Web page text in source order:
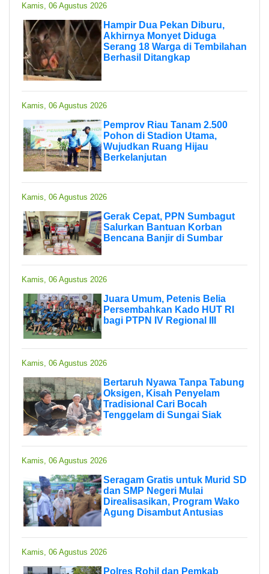
Kamis, 06 Agustus 2026
Hampir Dua Pekan Diburu,
Akhirnya Monyet Diduga
Serang 18 Warga di Tembilahan
Berhasil Ditangkap
Kamis, 06 Agustus 2026
Pemprov Riau Tanam 2.500
Pohon di Stadion Utama,
Wujudkan Ruang Hijau
Berkelanjutan
Kamis, 06 Agustus 2026
Gerak Cepat, PPN Sumbagut
Salurkan Bantuan Korban
Bencana Banjir di Sumbar
Kamis, 06 Agustus 2026
Juara Umum, Petenis Belia
Persembahkan Kado HUT RI
bagi PTPN IV Regional III
Kamis, 06 Agustus 2026
Bertaruh Nyawa Tanpa Tabung
Oksigen, Kisah Penyelam
Tradisional Cari Bocah
Tenggelam di Sungai Siak
Kamis, 06 Agustus 2026
Seragam Gratis untuk Murid SD
dan SMP Negeri Mulai
Direalisasikan, Program Wako
Agung Disambut Antusias
Kamis, 06 Agustus 2026
Polres Rohil dan Pemkab